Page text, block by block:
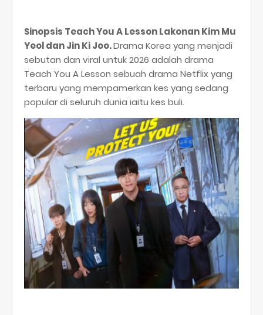
Sinopsis Teach You A Lesson Lakonan Kim Mu
Yeol dan Jin Ki Joo.Drama Korea yang menjadi
sebutan dan viral untuk 2026 adalah drama
Teach You A Lesson sebuah drama Netflix yang
terbaru yang mempamerkan kes yang sedang
popular di seluruh dunia iaitu kes buli.